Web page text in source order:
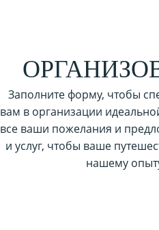
Заполните форму, чтобы
вам в организации
все ваши пожелания и
и услуг, чтобы ваше
нашему